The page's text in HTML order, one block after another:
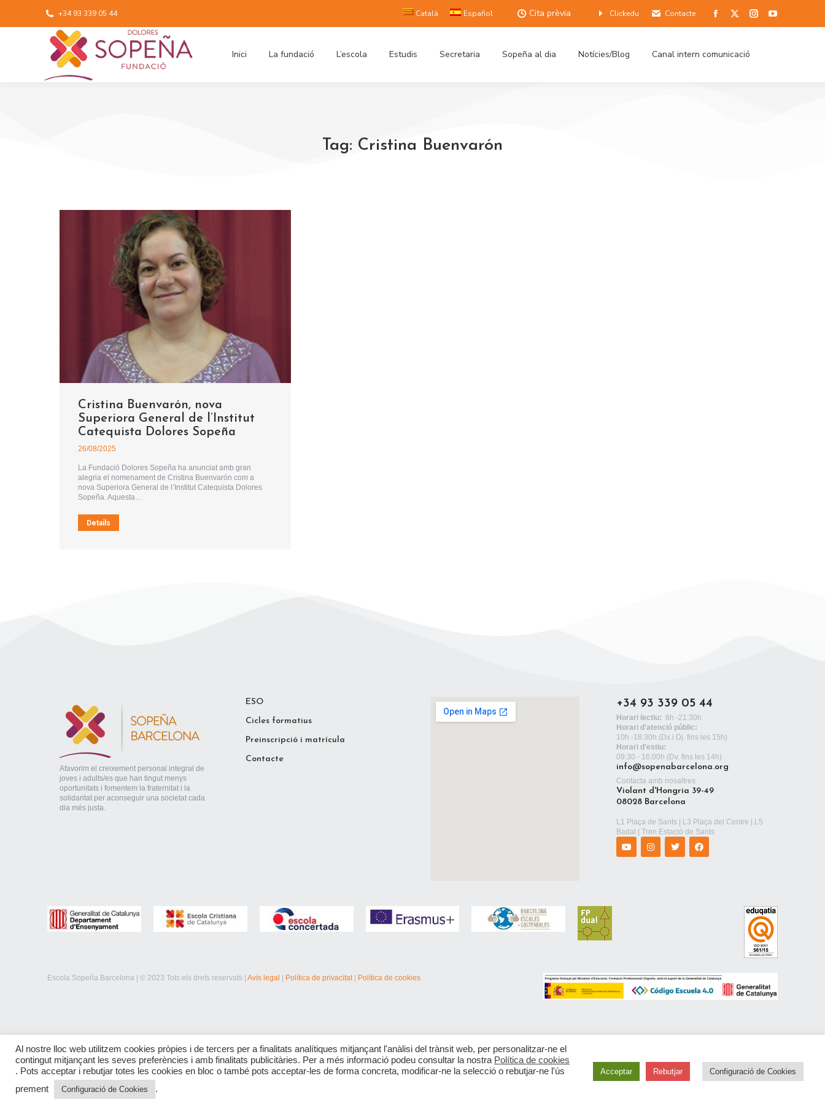
+34 93 339 05 44 Català Español Cita prèvia Clickedu Contacte
Inici La fundació L’escola Estudis Secretaria Sopeña al dia Notícies/Blog Canal intern comunicació
Tag: Cristina Buenvarón
Cristina Buenvarón, nova
Superiora General de l’Institut
Catequista Dolores Sopeña
26/08/2025
La Fundació Dolores Sopeña ha anunciat amb gran
alegria el nomenament de Cristina Buenvarón com a
nova Superiora General de l’Institut Catequista Dolores
Sopeña. Aquesta…
Details
Afavorim el creixement personal integral de
joves i adults/es que han tingut menys
oportunitats i fomentem la fraternitat i la
solidaritat per aconseguir una societat cada
dia més justa.
ESO
Cicles formatius
Preinscripció i matrícula
Contacte
+34 93 339 05 44
Horari lectiu: 8h -21:30h
Horari d'atenció públic:
10h -18:30h (Dx.i Dj. fins les 15h)
Horari d'estiu:
09:30 - 16:00h (Dv. fins les 14h)
info@sopenabarcelona.org
Contacta amb nosaltres
Violant d'Hongria 39-49
08028 Barcelona
L1 Plaça de Sants | L3 Plaça del Centre | L5
Badal | Tren Estació de Sants
Escola Sopeña Barcelona | © 2023 Tots els drets reservats |Avís legal Política de privacitat| Política de cookies
Al nostre lloc web utilitzem cookies pròpies i de tercers per a finalitats analítiques mitjançant l'anàlisi del trànsit web, per personalitzar-ne el
contingut mitjançant les seves preferències i amb finalitats publicitàries. Per a més informació podeu consultar la nostra Política de cookies
. Pots acceptar i rebutjar totes les cookies en bloc o també pots acceptar-les de forma concreta, modificar-ne la selecció o rebutjar-ne l'ús
prement
Configuració de Cookies .
Acceptar Rebutjar Configuració de Cookies
Català Español